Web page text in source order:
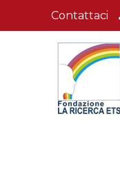
Contattaci